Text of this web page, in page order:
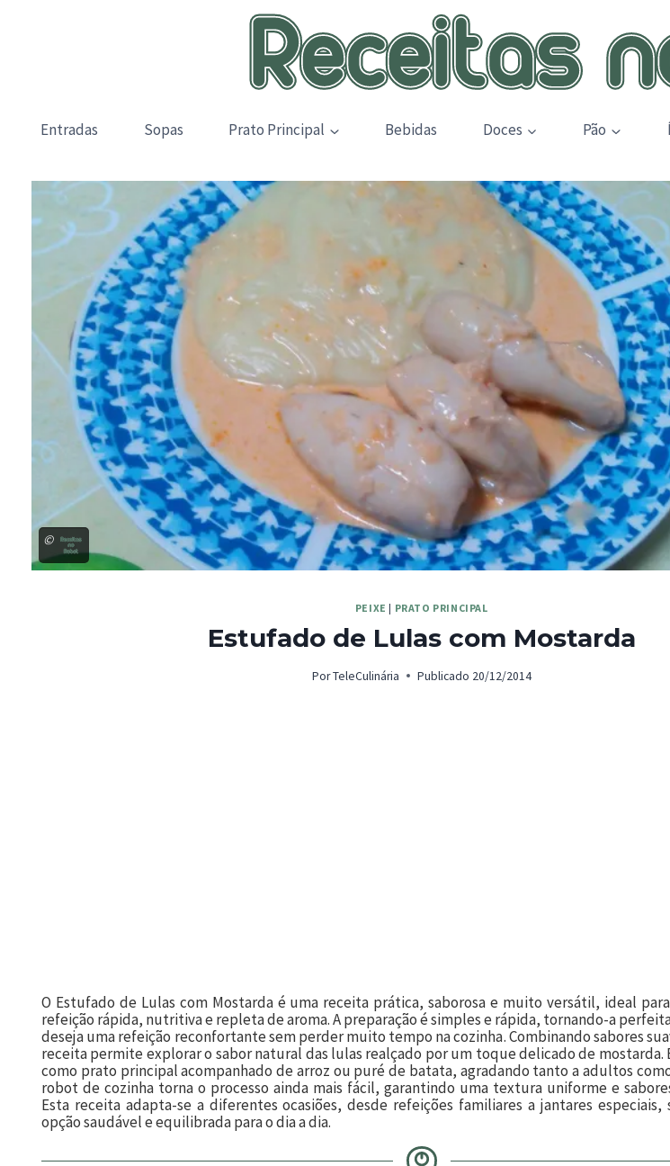
Entradas Sopas Prato Principal Bebidas Doces Pão
©
PEIXE | PRATO PRINCIPAL
Estufado de Lulas com Mostarda
Por TeleCulinária Publicado 20/12/2014
O Estufado de Lulas com Mostarda é uma receita prática, saborosa e muito versátil, ideal
refeição rápida, nutritiva e repleta de aroma. A preparação é simples e rápida, tornando-a
deseja uma refeição reconfortante sem perder muito tempo na cozinha. Combinando sabores
receita permite explorar o sabor natural das lulas realçado por um toque delicado de mostarda.
como prato principal acompanhado de arroz ou puré de batata, agradando tanto a adultos como
robot de cozinha torna o processo ainda mais fácil, garantindo uma textura uniforme e
Esta receita adapta-se a diferentes ocasiões, desde refeições familiares a jantares
opção saudável e equilibrada para o dia a dia.